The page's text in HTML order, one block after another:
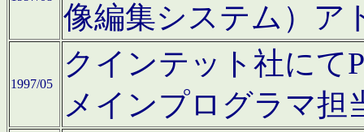
像編集システム）ア
1997/05
クインテット社にて
メインプログラマ担